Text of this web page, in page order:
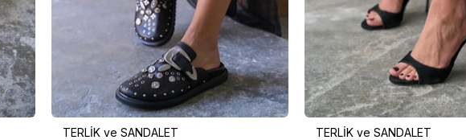
TERLİK ve SANDALET
TERLİK ve SANDALET